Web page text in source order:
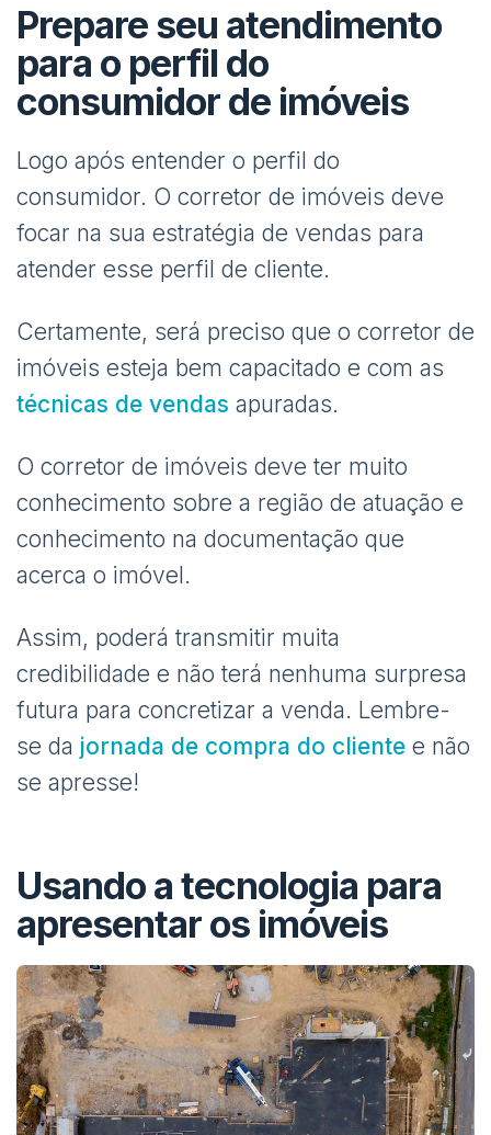
Prepare seu atendimento
para o perfil do
consumidor de imóveis
Logo após entender o perfil do
consumidor. O corretor de imóveis deve
focar na sua estratégia de vendas para
atender esse perfil de cliente.
Certamente, será preciso que o corretor de
imóveis esteja bem capacitado e com as
técnicas de vendas apuradas.
O corretor de imóveis deve ter muito
conhecimento sobre a região de atuação e
conhecimento na documentação que
acerca o imóvel.
Assim, poderá transmitir muita
credibilidade e não terá nenhuma surpresa
futura para concretizar a venda. Lembre-
se da jornada de compra do cliente e não
se apresse!
Usando a tecnologia para
apresentar os imóveis